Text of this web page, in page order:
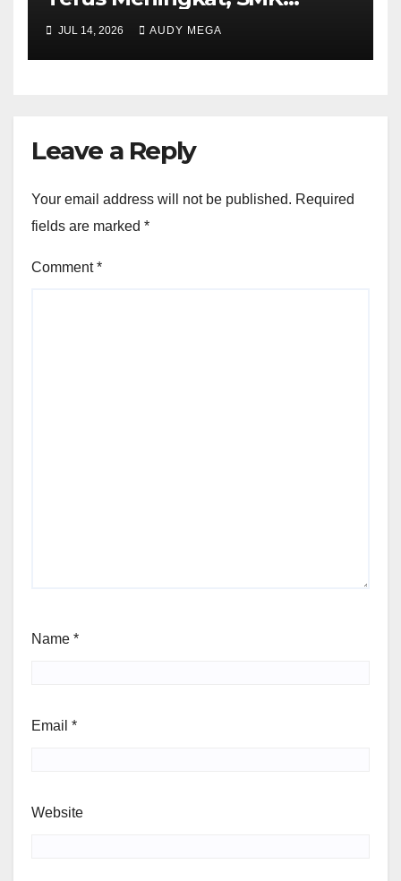
Muhammadiyah 5
Purwantoro Sambut 376
Peserta Didik Baru
JUL 14, 2026 AUDY MEGA
Leave a Reply
Your email address will not be published. Required
fields are marked *
Comment*
Name *
Email *
Website